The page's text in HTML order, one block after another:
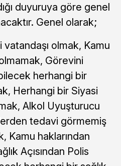
duyuruya göre genel
Genel olarak;
olmak, Kamu
Görevini
herhangi bir
Herhangi bir Siyasi
Alkol Uyuşturucu
tedavi görmemiş
Kamu haklarından
Açısından Polis